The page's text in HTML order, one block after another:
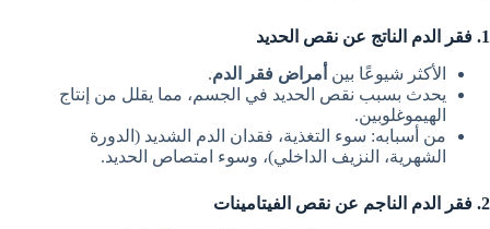
1. فقر الدم الناتج عن نقص الحديد
الأكثر شيوعًا بين أمراض فقر الدم.
يحدث بسبب نقص الحديد في الجسم، مما يقلل من إنتاج
الهيموغلوبين.
من أسبابه: سوء التغذية، فقدان الدم الشديد (الدورة
الشهرية، النزيف الداخلي)، وسوء امتصاص الحديد.
2. فقر الدم الناجم عن نقص الفيتامينات